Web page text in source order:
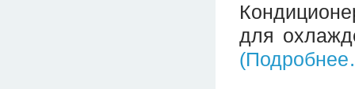
для